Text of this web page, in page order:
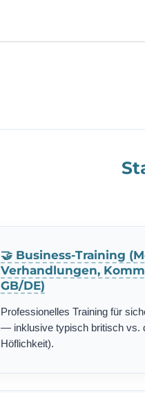
🤝 Business-Training
Verhandlungen,
GB/DE)
Professionelles Training für
— inklusive typisch britisch vs.
Höflichkeit).